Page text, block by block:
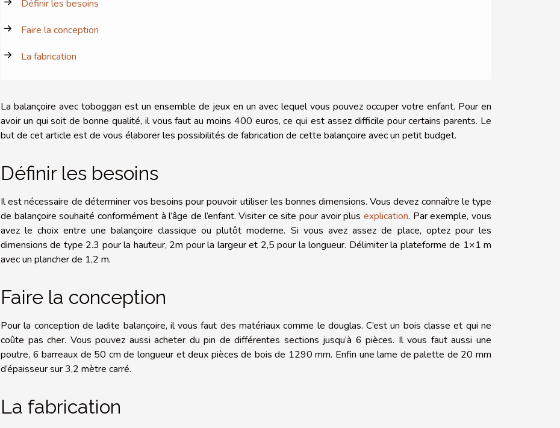
Définir les besoins
Faire la conception
La fabrication
La balançoire avec toboggan est un ensemble de jeux en un avec lequel vous pouvez occuper votre enfant. Pour en
avoir un qui soit de bonne qualité, il vous faut au moins 400 euros, ce qui est assez difficile pour certains parents. Le
but de cet article est de vous élaborer les possibilités de fabrication de cette balançoire avec un petit budget.
Définir les besoins
Il est nécessaire de déterminer vos besoins pour pouvoir utiliser les bonnes dimensions. Vous devez connaître le type
de balançoire souhaité conformément à l’âge de l’enfant. Visiter ce site pour avoir plusexplication. Par exemple, vous
avez le choix entre une balançoire classique ou plutôt moderne. Si vous avez assez de place, optez pour les
dimensions de type 2.3 pour la hauteur, 2m pour la largeur et 2,5 pour la longueur. Délimiter la plateforme de 1×1 m
avec un plancher de 1,2 m.
Faire la conception
Pour la conception de ladite balançoire, il vous faut des matériaux comme le douglas. C’est un bois classe et qui ne
coûte pas cher. Vous pouvez aussi acheter du pin de différentes sections jusqu’à 6 pièces. Il vous faut aussi une
poutre, 6 barreaux de 50 cm de longueur et deux pièces de bois de 1290 mm. Enfin une lame de palette de 20 mm
d’épaisseur sur 3,2 mètre carré.
La fabrication